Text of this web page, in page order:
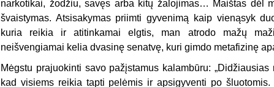
narkotikai, žodžiu, savęs arba kitų žalojimas… Maištas dėl
švaistymas. Atsisakymas priimti gyvenimą kaip vienąsyk
kuria reikia ir atitinkamai elgtis, man atrodo mažų
neišvengiamai kelia dvasinę senatvę, kuri gimdo metafizinę
Mėgstu prajuokinti savo pažįstamus kalambūru:
kad visiems reikia tapti pelėmis ir apsigyventi po